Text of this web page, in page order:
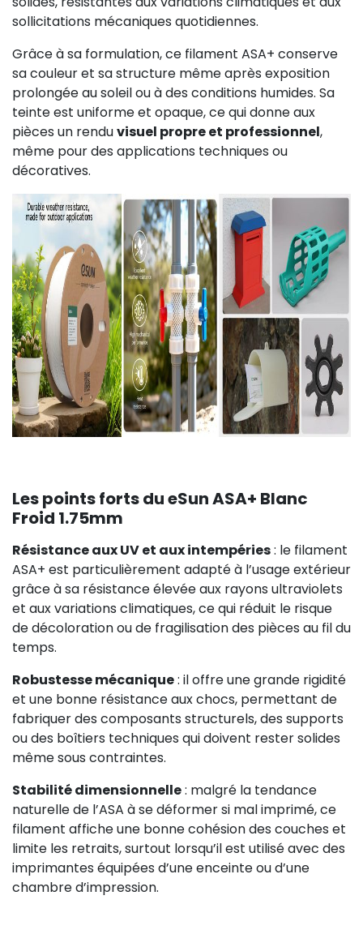
sollicitations mécaniques quotidiennes.
Grâce à sa formulation, ce filament ASA+ conserve
sa couleur et sa structure même après exposition
prolongée au soleil ou à des conditions humides. Sa
teinte est uniforme et opaque, ce qui donne aux
pièces un renduvisuel propre et professionnel,
même pour des applications techniques ou
décoratives.
Les points forts du eSun ASA+ Blanc
Froid 1.75mm
Résistance aux UV et aux intempéries: le filament
ASA+ est particulièrement adapté à l’usage extérieur
grâce à sa résistance élevée aux rayons ultraviolets
et aux variations climatiques, ce qui réduit le risque
de décoloration ou de fragilisation des pièces au fil du
temps.
Robustesse mécanique: il offre une grande rigidité
et une bonne résistance aux chocs, permettant de
fabriquer des composants structurels, des supports
ou des boîtiers techniques qui doivent rester solides
même sous contraintes.
Stabilité dimensionnelle: malgré la tendance
naturelle de l’ASA à se déformer si mal imprimé, ce
filament affiche une bonne cohésion des couches et
limite les retraits, surtout lorsqu’il est utilisé avec des
imprimantes équipées d’une enceinte ou d’une
chambre d’impression.